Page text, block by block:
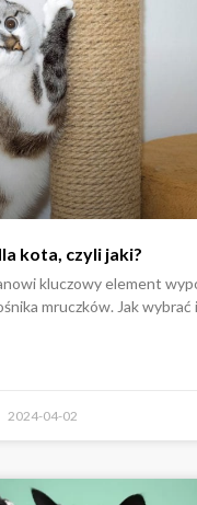
kota, czyli jaki?
kluczowy element
mruczków. Jak wybrać
2024-04-02